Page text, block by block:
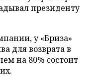
президенту
у «Бриза»
для возврата в
на 80% состоит